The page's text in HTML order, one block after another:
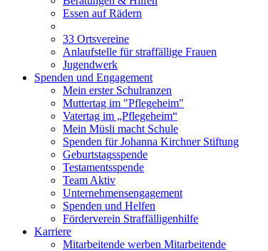
Essen auf Rädern
33 Ortsvereine
Anlaufstelle für straffällige Frauen
Jugendwerk
Spenden und Engagement
Mein erster Schulranzen
Muttertag im "Pflegeheim"
Vatertag im „Pflegeheim“
Mein Müsli macht Schule
Spenden für Johanna Kirchner Stiftung
Geburtstagsspende
Testamentsspende
Team Aktiv
Unternehmensengagement
Spenden und Helfen
Förderverein Straffälligenhilfe
Karriere
Mitarbeitende werben Mitarbeitende